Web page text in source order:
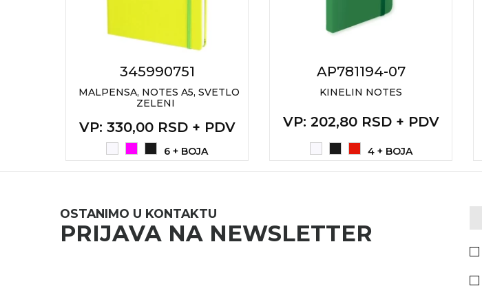
345990751
MALPENSA, NOTES A5, SVETLO
ZELENI
VP: 330,00 RSD + PDV
6 + BOJA
AP781194-07
KINELIN NOTES
VP: 202,80 RSD + PDV
4 + BOJA
OSTANIMO U KONTAKTU
PRIJAVA NA NEWSLETTER